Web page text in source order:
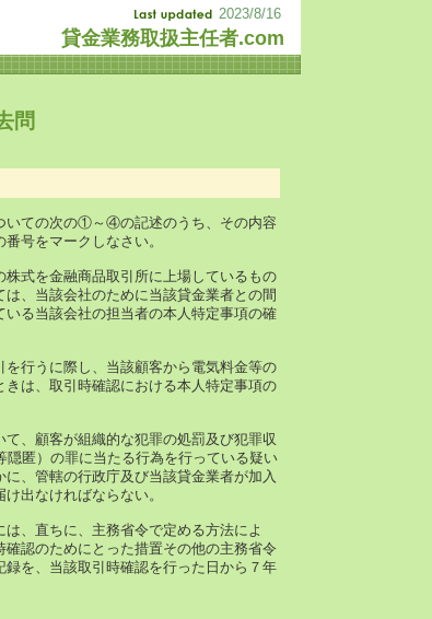
2023/8/16
貸金業務取扱主任者.com
問
いての次の①～④の記述のうち、その内容
号をマークしなさい。
式を金融商品取引所に上場しているもの
、当該会社のために当該貸金業者との間
る当該会社の担当者の本人特定事項の確
行うに際し、当該顧客から電気料金等の
は、取引時確認における本人特定事項の
、顧客が組織的な犯罪の処罰及び犯罪収
匿）の罪に当たる行為を行っている疑い
、管轄の行政庁及び当該貸金業者が加入
出なければならない。
、直ちに、主務省令で定める方法によ
認のためにとった措置その他の主務省令
を、当該取引時確認を行った日から７年